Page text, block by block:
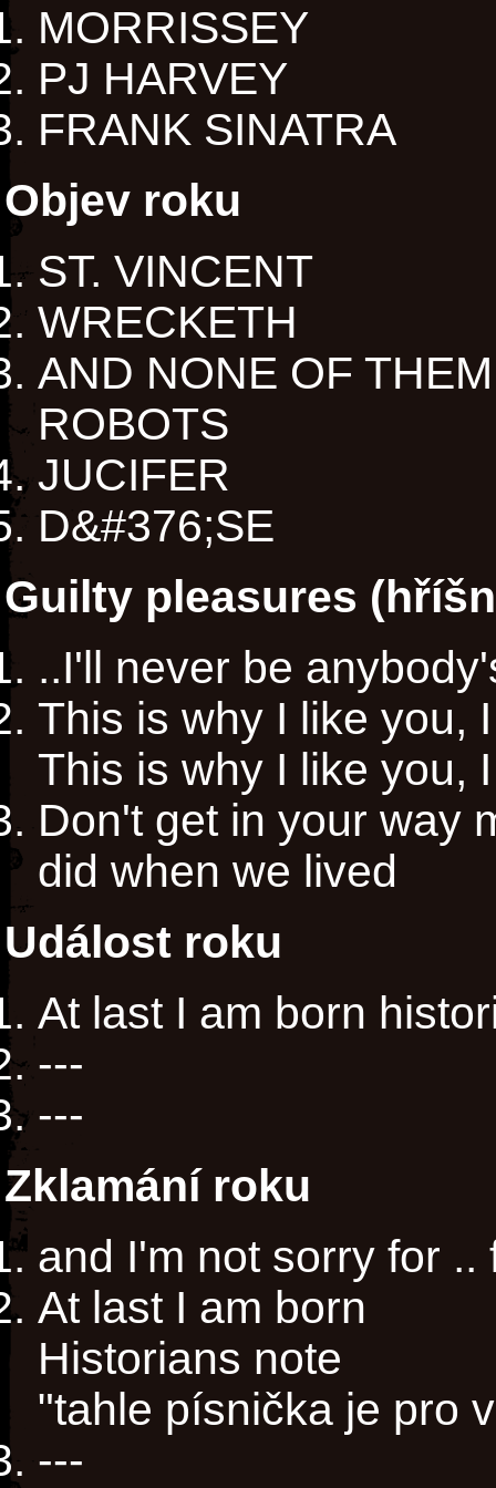
MORRISSEY
PJ HARVEY
FRANK SINATRA
Objev roku
ST. VINCENT
WRECKETH
AND NONE OF
ROBOTS
JUCIFER
D&#376;SE
Guilty pleasures
..I'll never be
This is why I like you,
This is why I like you,
Don't get in your way
did when we lived
Událost roku
At last I am born
---
---
Zklamání roku
and I'm not sorry for
At last I am born
Historians note
"tahle písnička je pro
---